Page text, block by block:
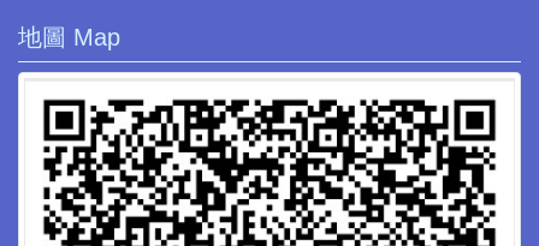
地圖 Map